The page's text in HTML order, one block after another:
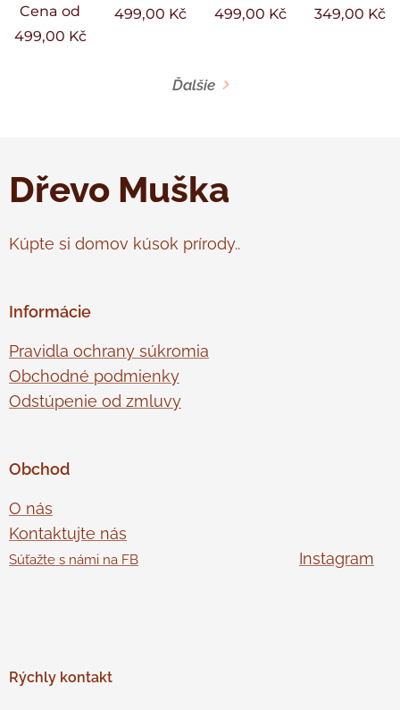
Cena od
499,00 Kč
499,00 Kč
499,00 Kč
349,00 Kč
Ďalšie
Dřevo Muška
Kúpte si domov kúsok prírody..
Informácie
Pravidla ochrany súkromia
Obchodné podmienky
Odstúpenie od zmluvy
Obchod
O nás
Kontaktujte nás
Súťažte s námi na FB Instagram
Rýchly kontakt